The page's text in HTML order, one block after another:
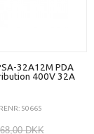
32A12M PDA
400V 32A
50665
DKK